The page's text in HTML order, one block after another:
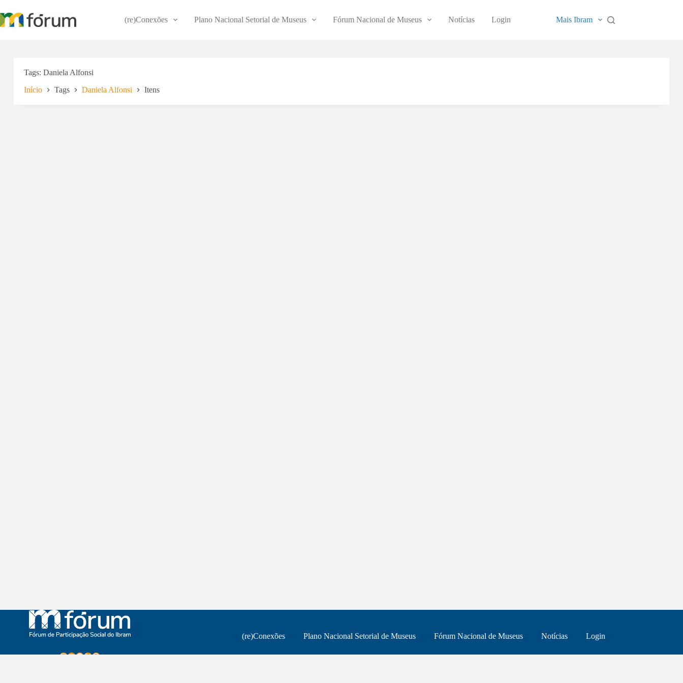
para
o
(re)Conexões Plano Nacional Setorial de Museus Fórum Nacional de Museus Notícias Login Mais Ibram
Tags Daniela Alfonsi
Início Tags Daniela Alfonsi Itens
Instagram
Youtube
Facebook
X WhatsApp
(re)Conexões Plano Nacional Setorial de Museus Fórum Nacional de Museus Notícias Login